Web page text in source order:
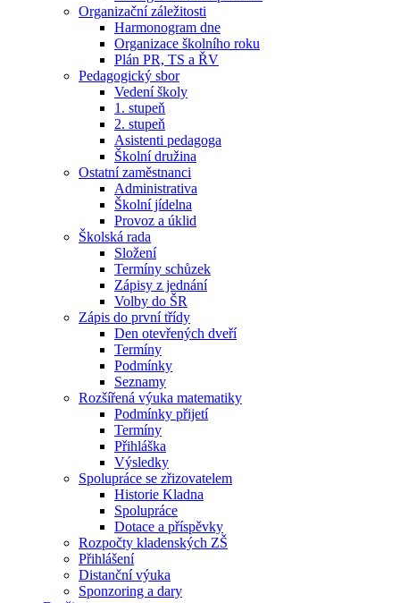
Organizační záležitosti
Harmonogram dne
Organizace školního roku
Plán PR, TS a ŘV
Pedagogický sbor
Vedení školy
1. stupeň
2. stupeň
Asistenti pedagoga
Školní družina
Ostatní zaměstnanci
Administrativa
Školní jídelna
Provoz a úklid
Školská rada
Složení
Termíny schůzek
Zápisy z jednání
Volby do ŠR
Zápis do první třídy
Den otevřených dveří
Termíny
Podmínky
Seznamy
Rozšířená výuka matematiky
Podmínky přijetí
Termíny
Přihláška
Výsledky
Spolupráce se zřizovatelem
Historie Kladna
Spolupráce
Dotace a příspěvky
Rozpočty kladenských ZŠ
Přihlášení
Distanční výuka
Sponzoring a dary